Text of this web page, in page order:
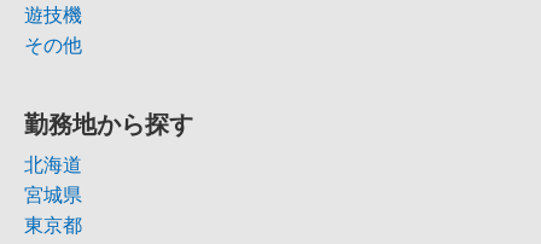
遊技機
その他
勤務地から探す
北海道
宮城県
東京都